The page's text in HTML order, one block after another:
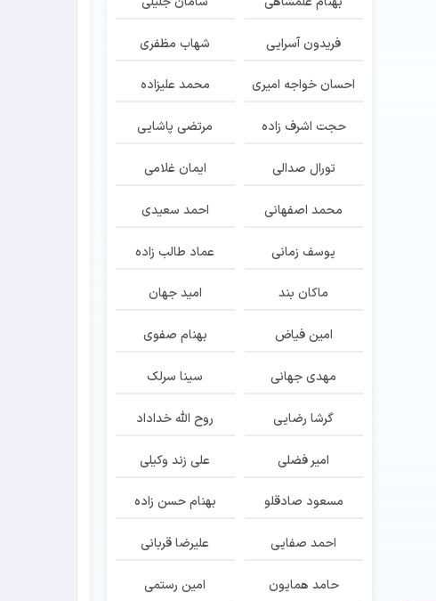
فریدون آسرایی شهاب مظفری
احسان خواجه امیری محمد علیزاده
حجت اشرف زاده مرتضی پاشایی
تورال صدالی ایمان غلامی
محمد اصفهانی احمد سعیدی
یوسف زمانی عماد طالب زاده
ماکان بند امید جهان
امین فیاض بهنام صفوی
مهدی جهانی سینا سرلک
گرشا رضایی روح الله خداداد
امیر فضلی علی زند وکیلی
مسعود صادقلو بهنام حسن زاده
احمد صفایی علیرضا قربانی
حامد همایون امین رستمی